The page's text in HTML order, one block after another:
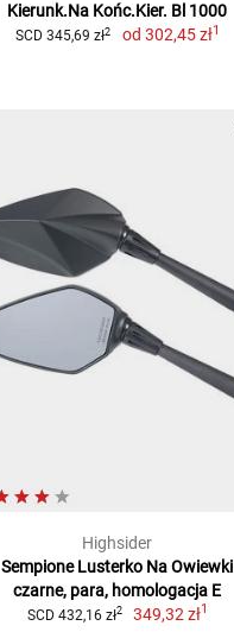
Kierunk.Na Końc.Kier. Bl 1000
SCD 345,69 zł2 od 302,45 zł1
Highsider
Sempione Lusterko Na Owiewki
czarne, para, homologacja E
SCD 432,16 zł2 349,32 zł1